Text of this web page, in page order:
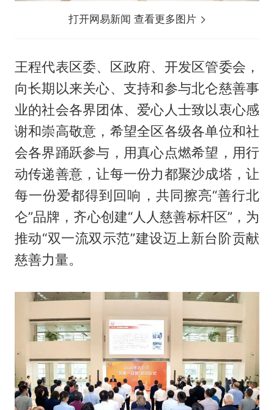
打开网易新闻 查看更多图片
王程代表区委、区政府、开发区管委会，
向长期以来关心、支持和参与北仑慈善事
业的社会各界团体、爱心人士致以衷心感
谢和崇高敬意，希望全区各级各单位和社
会各界踊跃参与，用真心点燃希望，用行
动传递善意，让每一份力都聚沙成塔，让
每一份爱都得到回响，共同擦亮“善行北
仑”品牌，齐心创建“人人慈善标杆区”，为
推动“双一流双示范”建设迈上新台阶贡献
慈善力量。